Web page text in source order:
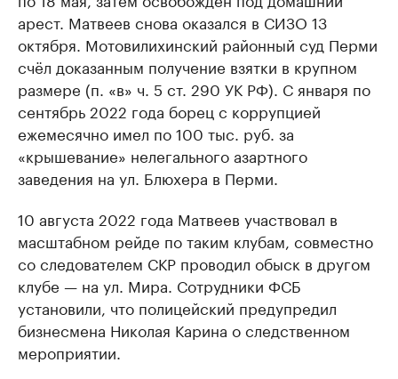
арест. Матвеев снова оказался в СИЗО 13
октября. Мотовилихинский районный суд Перми
счёл доказанным получение взятки в крупном
размере (п. «в» ч. 5 ст. 290 УК РФ). С января по
сентябрь 2022 года борец с коррупцией
ежемесячно имел по 100 тыс. руб. за
«крышевание» нелегального азартного
заведения на ул. Блюхера в Перми.
10 августа 2022 года Матвеев участвовал в
масштабном рейде по таким клубам, совместно
со следователем СКР проводил обыск в другом
клубе — на ул. Мира. Сотрудники ФСБ
установили, что полицейский предупредил
бизнесмена Николая Карина о следственном
мероприятии.